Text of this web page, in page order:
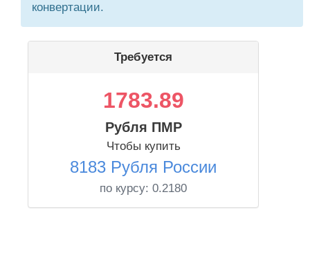
конвертации.
Требуется
1783.89
Рубля ПМР
Чтобы купить
8183 Рубля России
по курсу: 0.2180